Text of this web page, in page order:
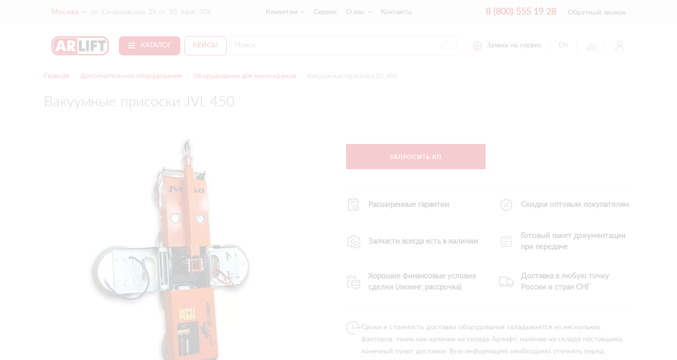
Москва ул. Смирновская, 25 ст. 10, офис 506 Клиентам Сервис О нас Контакты 8 (800) 555 19 28 Обратный звонок
КАТАЛОГ КЕЙСЫ Заявка на сервис EN
Главная Дополнительное оборудование Оборудование для мини-кранов Вакуумные присоски JVL 450
Вакуумные присоски JVL 450
ЗАПРОСИТЬ КП
Расширенные гарантии Скидки оптовым покупателям
Запчасти всегда есть в наличии
Готовый пакет документации
при передаче
Хорошие финансовые условия
сделки (лизинг, рассрочка)
Доставка в любую точку
России и стран СНГ
Сроки и стоимость доставки оборудования складывается из нескольких
факторов, таких как наличие на складе Арлифт, наличие на складе поставщика,
конечный пункт доставки. Всю информацию необходимо уточнять перед